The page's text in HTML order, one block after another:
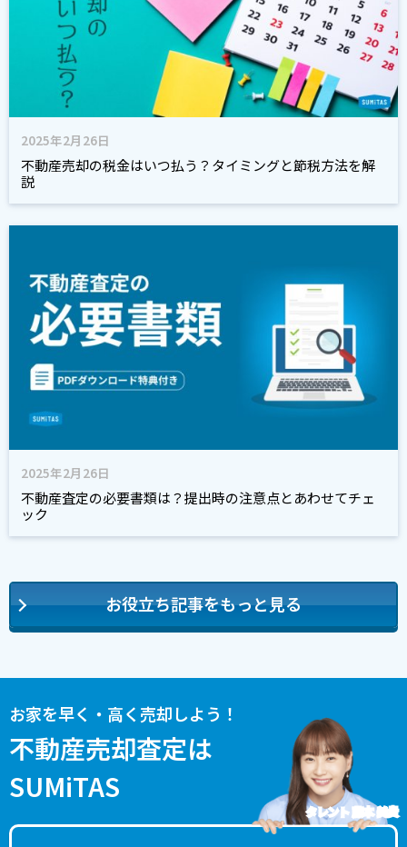
2025年2月26日
不動産売却の税金はいつ払う？タイミングと節税方法を解
説
2025年2月26日
不動産査定の必要書類は？提出時の注意点とあわせてチェ
ック
お役立ち記事をもっと見る
お家を早く・高く売却しよう！
不動産売却査定は
SUMiTAS
タレント 藤本 美貴